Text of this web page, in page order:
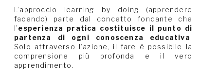
L’approccio learning by doing (apprendere
facendo) parte dal concetto fondante che
l’esperienza pratica costituisce il punto di
partenza di ogni conoscenza educativa.
Solo attraverso l’azione, il fare è possibile la
comprensione più profonda e il vero
apprendimento.